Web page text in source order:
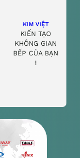
KIM VIỆT
KIẾN TẠO
KHÔNG GIAN
BẾP CỦA BẠN
!